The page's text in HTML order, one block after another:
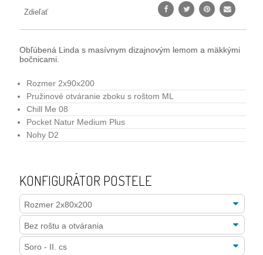
Zdieľať
Obľúbená Linda s masívnym dizajnovým lemom a mäkkými
bočnicami.
Rozmer 2x90x200
Pružinové otváranie zboku s roštom ML
Chill Me 08
Pocket Natur Medium Plus
Nohy D2
KONFIGURÁTOR POSTELE